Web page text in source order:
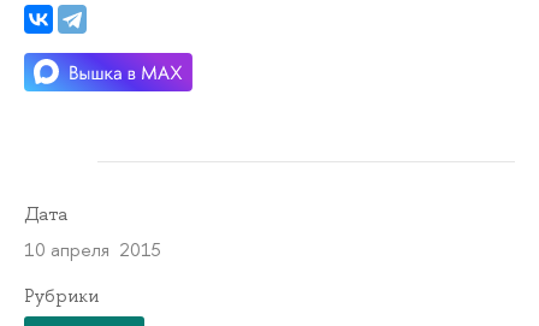
Дата
10 апреля 2015
Рубрики